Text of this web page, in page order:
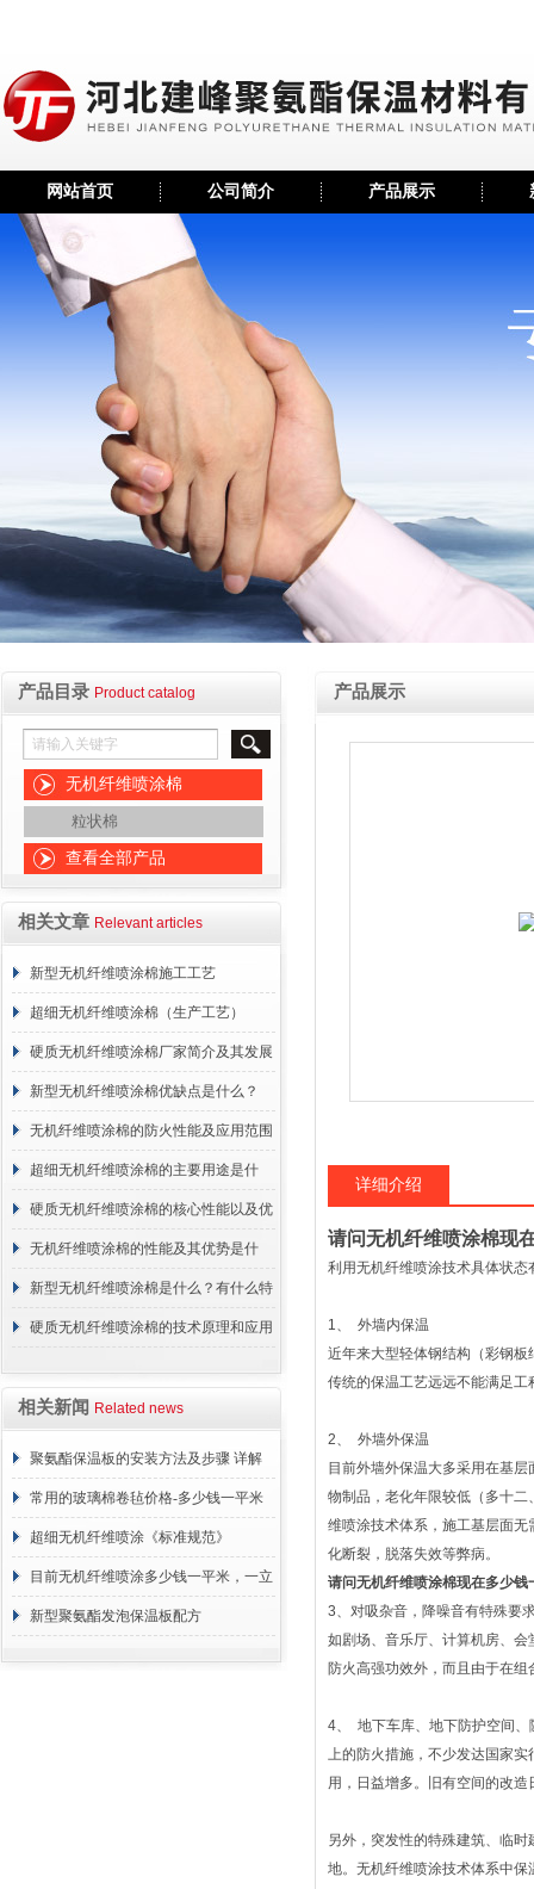
网站首页 公司简介 产品展示
产品目录 Product catalog
无机纤维喷涂棉
粒状棉
查看全部产品
相关文章 Relevant articles
新型无机纤维喷涂棉施工工艺
超细无机纤维喷涂棉（生产工艺）
硬质无机纤维喷涂棉厂家简介及其发展
概述
新型无机纤维喷涂棉优缺点是什么？
无机纤维喷涂棉的防火性能及应用范围
超细无机纤维喷涂棉的主要用途是什
么？
硬质无机纤维喷涂棉的核心性能以及优
点介绍
无机纤维喷涂棉的性能及其优势是什
么？
新型无机纤维喷涂棉是什么？有什么特
点？
硬质无机纤维喷涂棉的技术原理和应用
相关新闻 Related news
聚氨酯保温板的安装方法及步骤 详解
常用的玻璃棉卷毡价格-多少钱一平米
超细无机纤维喷涂《标准规范》
目前无机纤维喷涂多少钱一平米，一立
方 价格计算
新型聚氨酯发泡保温板配方
产品展示
详细介绍
请问无机纤维喷涂棉现
利用无机纤维喷涂技术具体状态
1、
外墙内保温
近年来大型轻体钢结构（彩钢
传统的保温工艺远远不能满足
2、
外墙外保温
目前外墙外保温大多采用在基
物制品，老化年限较低（多十
维喷涂技术体系，施工基层面
化断裂，脱落失效等弊病。
请问无机纤维喷涂棉现在多少钱
3、对吸杂音，降噪音有特殊要
如剧场、音乐厅、计算机房、
防火高强功效外，而且由于在
4、
地下车库、地下防护空间
上的防火措施，不少发达国家
用，日益增多。旧有空间的改
另外，突发性的特殊建筑、临
地。无机纤维喷涂技术体系中